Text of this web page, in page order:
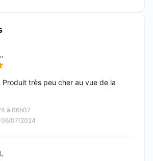
5
à 06h07
06/07/2024
Produit très peu cher au vue de la